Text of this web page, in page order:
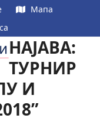
Мапа
НАЈАВА:
ТУРНИР
И